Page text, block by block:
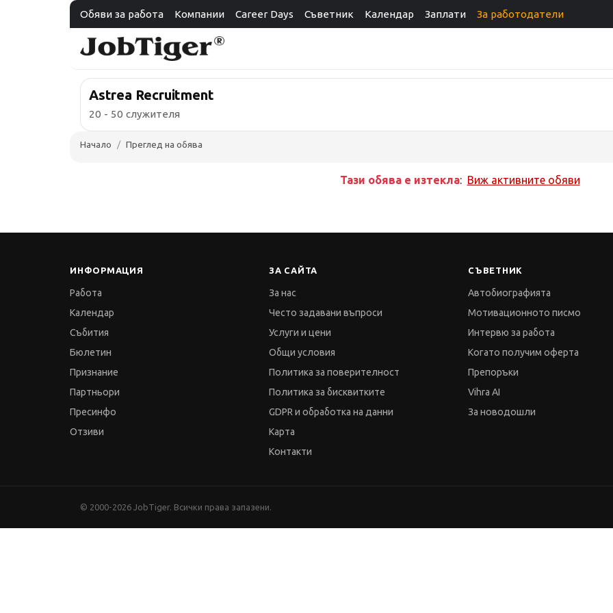
Обяви за работа Компании Career Days Съветник Календар Заплати За работодатели
Astrea Recruitment
20 - 50 служителя
Начало Преглед на обява
Тази обява е изтекла: Виж активните обяви
ИНФОРМАЦИЯ
Работа
Календар
Събития
Бюлетин
Признание
Партньори
Пресинфо
Отзиви
ЗА САЙТА
За нас
Често задавани въпроси
Услуги и цени
Общи условия
Политика за поверителност
Политика за бисквитките
GDPR и обработка на данни
Карта
Контакти
СЪВЕТНИК
Автобиографията
Мотивационното писмо
Интервю за работа
Когато получим оферта
Препоръки
Vihra AI
За новодошли
© 2000-2026 JobTiger. Всички права запазени.